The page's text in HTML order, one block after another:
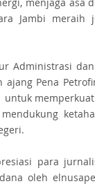
Jambi meraih
Administrasi
ajang Pena
para
oleh